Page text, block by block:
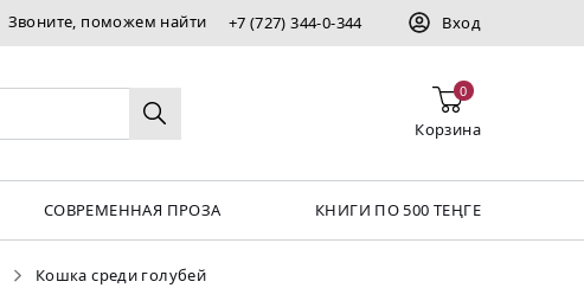
Звоните, поможем найти +7 (727) 344-0-344 Вход
0
Корзина
СОВРЕМЕННАЯ ПРОЗА КНИГИ ПО 500 ТЕҢГЕ
Кошка среди голубей